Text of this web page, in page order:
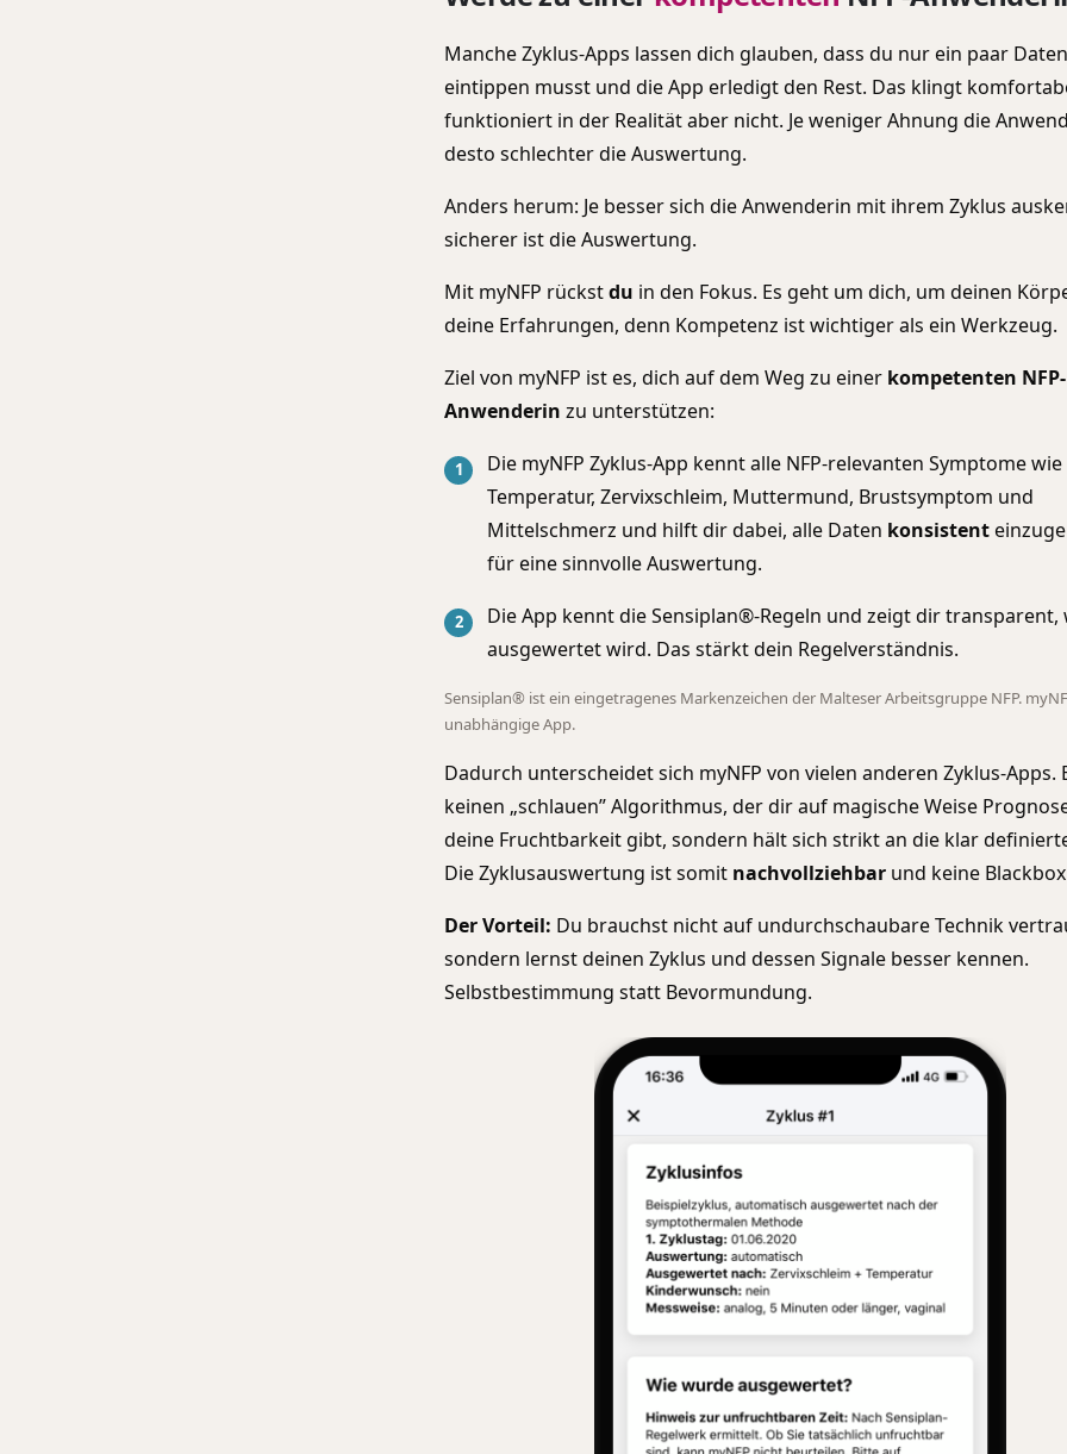
Manche Zyklus-Apps lassen dich glauben, dass du nur ein paar Daten
eintippen musst und die App erledigt den Rest. Das klingt
funktioniert in der Realität aber nicht. Je weniger Ahnung die
desto schlechter die Auswertung.
Anders herum: Je besser sich die Anwenderin mit ihrem Zyklus
sicherer ist die Auswertung.
Mit myNFP rückstdu in den Fokus. Es geht um dich, um deinen
deine Erfahrungen, denn Kompetenz ist wichtiger als ein Werkzeug.
Ziel von myNFP ist es, dich auf dem Weg zu einer kompetenten NFP-
Anwenderin zu unterstützen:
Die myNFP Zyklus-App kennt alle NFP-relevanten Symptome wie
Temperatur, Zervixschleim, Muttermund, Brustsymptom und
Mittelschmerz und hilft dir dabei, alle Daten konsistent
für eine sinnvolle Auswertung.
Die App kennt die Sensiplan®-Regeln und zeigt dir transparent,
ausgewertet wird. Das stärkt dein Regelverständnis.
Sensiplan® ist ein eingetragenes Markenzeichen der Malteser Arbeitsgruppe NFP.
unabhängige App.
Dadurch unterscheidet sich myNFP von vielen anderen Zyklus-Apps.
keinen „schlauen” Algorithmus, der dir auf magische Weise
deine Fruchtbarkeit gibt, sondern hält sich strikt an die klar
Die Zyklusauswertung ist somit nachvollziehbar und keine
Der Vorteil: Du brauchst nicht auf undurchschaubare Technik
sondern lernst deinen Zyklus und dessen Signale besser kennen.
Selbstbestimmung statt Bevormundung.